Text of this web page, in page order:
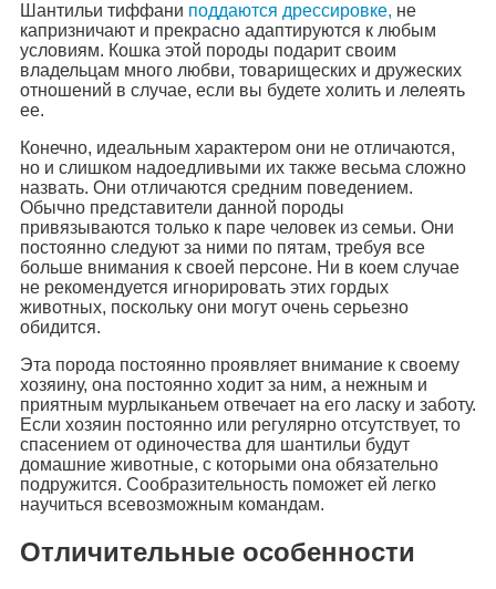
Шантильи тиффани поддаются дрессировке, не
капризничают и прекрасно адаптируются к любым
условиям. Кошка этой породы подарит своим
владельцам много любви, товарищеских и дружеских
отношений в случае, если вы будете холить и лелеять
ее.
Конечно, идеальным характером они не отличаются,
но и слишком надоедливыми их также весьма сложно
назвать. Они отличаются средним поведением.
Обычно представители данной породы
привязываются только к паре человек из семьи. Они
постоянно следуют за ними по пятам, требуя все
больше внимания к своей персоне. Ни в коем случае
не рекомендуется игнорировать этих гордых
животных, поскольку они могут очень серьезно
обидится.
Эта порода постоянно проявляет внимание к своему
хозяину, она постоянно ходит за ним, а нежным и
приятным мурлыканьем отвечает на его ласку и заботу.
Если хозяин постоянно или регулярно отсутствует, то
спасением от одиночества для шантильи будут
домашние животные, с которыми она обязательно
подружится. Сообразительность поможет ей легко
научиться всевозможным командам.
Отличительные особенности